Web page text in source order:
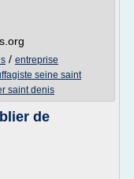
/ entreprise
seine saint
saint denis
de